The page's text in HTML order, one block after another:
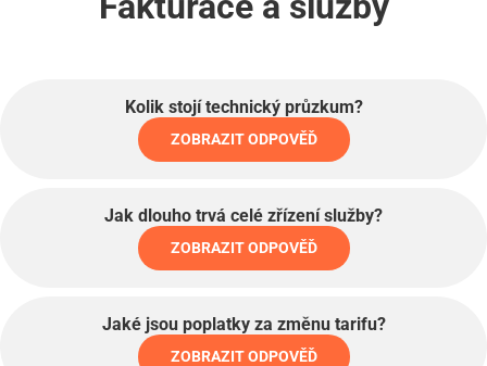
Kolik stojí technický průzkum?
ZOBRAZIT ODPOVĚĎ
Jak dlouho trvá celé zřízení služby?
ZOBRAZIT ODPOVĚĎ
Jaké jsou poplatky za změnu tarifu?
ZOBRAZIT ODPOVĚĎ